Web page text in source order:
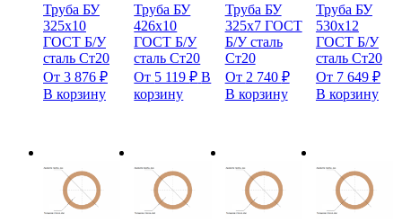
Труба БУ
325х10
ГОСТ Б/У
сталь Ст20
От 3 876 ₽
В корзину
Труба БУ
426х10
ГОСТ Б/У
сталь Ст20
От 5 119₽ В
корзину
Труба БУ
325х7 ГОСТ
Б/У сталь
Ст20
От 2 740 ₽
В корзину
Труба БУ
530х12
ГОСТ Б/У
сталь Ст20
От 7 649 ₽
В корзину